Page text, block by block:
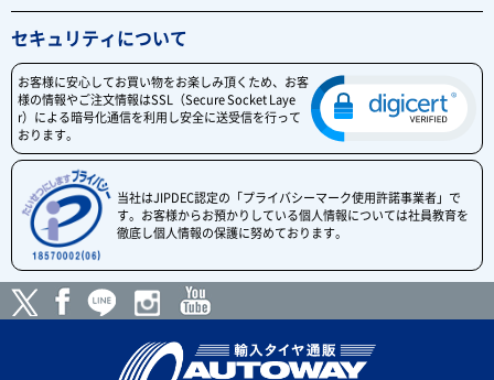
セキュリティについて
お客様に安心してお買い物をお楽しみ頂くため、お客
様の情報やご注文情報はSSL（Secure Socket Laye
r）による暗号化通信を利用し安全に送受信を行って
おります。
当社はJIPDEC認定の「プライバシーマーク使用許諾事業者」で
す。お客様からお預かりしている個人情報については社員教育を
徹底し個人情報の保護に努めております。